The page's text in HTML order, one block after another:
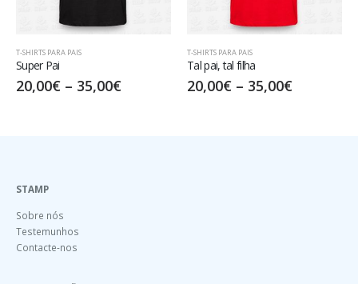
T-SHIRTS PARA PAIS
Tal pai, tal filha
20,00€–35,00
T-SHIRTS PARA PAIS
Like father like son
17,50€–32,50
STAMP
Sobre nós
Testemunhos
Contacte-nos